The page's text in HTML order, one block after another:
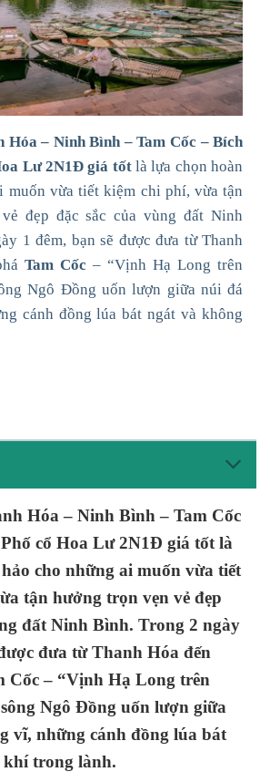
Hóa – Ninh Bình – Tam Cốc – Bích
Lư 2N1Đ giá tốtlà lựa chọn hoàn
muốn vừa tiết kiệm chi phí, vừa tận
đẹp đặc sắc của vùng đất Ninh
1 đêm, bạn sẽ được đưa từ Thanh
Tam Cốc – “Vịnh Hạ Long trên
Ngô Đồng uốn lượn giữa núi đá
cánh đồng lúa bát ngát và không
Hóa – Ninh Bình – Tam Cốc
cổ Hoa Lư 2N1Đ giá tốtlà
cho những ai muốn vừa tiết
tận hưởng trọn vẹn vẻ đẹp
đất Ninh Bình. Trong 2 ngày
đưa từ Thanh Hóa đến
Cốc– “Vịnh Hạ Long trên
Ngô Đồng uốn lượn giữa
vĩ, những cánh đồng lúa bát
trong lành.